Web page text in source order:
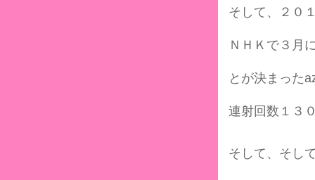
そして、２０
ＮＨＫで３月
とが決まった
連射回数１３
そして、そし